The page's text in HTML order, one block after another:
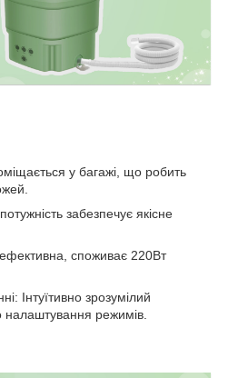
у багажі, що робить
забезпечує якісне
споживає 220Вт
Інтуїтивно зрозумілий
режимів.